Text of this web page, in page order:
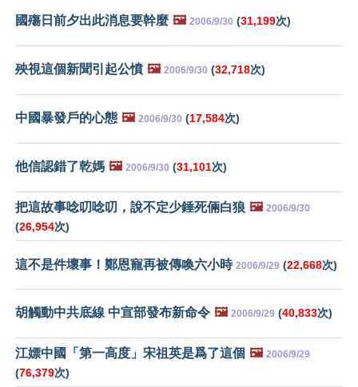
國殤日前夕出此消息要幹麼 🖼️ 2006/9/30 (31,199次)
殃視這個新聞引起公憤 🖼️ 2006/9/30 (32,718次)
中國暴發戶的心態 🖼️ 2006/9/30 (17,584次)
他信認錯了乾媽 🖼️ 2006/9/30 (31,101次)
把這故事唸叨唸叨，說不定少錘死倆白狼 🖼️ 2006/9/30
(26,954次)
這不是件壞事！鄭恩寵再被傳喚六小時 2006/9/29 (22,668次)
胡觸動中共底線 中宣部發布新命令 🖼️ 2006/9/29 (40,833次)
江嫖中國「第一高度」宋祖英是爲了這個 🖼️ 2006/9/29
(76,379次)